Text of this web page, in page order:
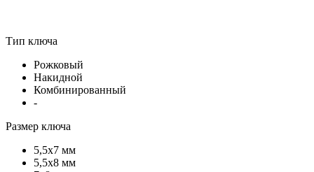
Тип ключа
Рожковый
Накидной
Комбинированный
-
Размер ключа
5,5х7 мм
5,5х8 мм